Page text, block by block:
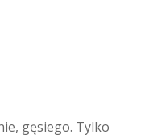
gęsiego. Tylko